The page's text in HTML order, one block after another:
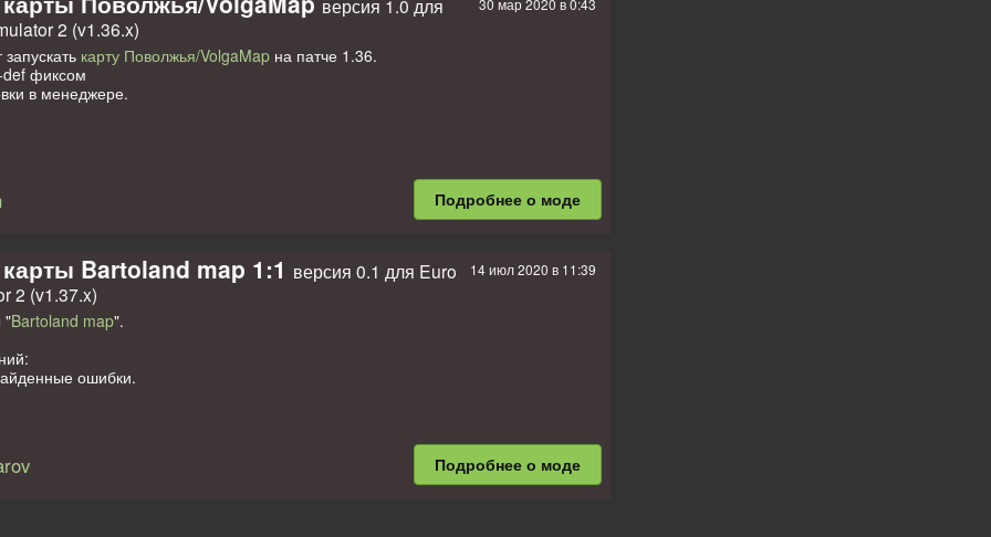
версия 1.0 для
2 (v1.36.x)
карту Поволжья/VolgaMap на патче 1.36.
def фиксом
в менеджере.
с картой rusmap-new-3.1.5
Подробнее о моде
14 июл 2020 в 11:39
Bartoland map 1:1 версия 0.1 для Euro
2 (v1.37.x)
"Bartoland map".
ошибки.
Подробнее о моде